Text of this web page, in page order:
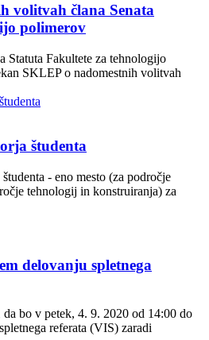
volitvah člana Senata
polimerov
Statuta Fakultete za tehnologijo
SKLEP o nadomestnih volitvah
študenta
- eno mesto (za področje
tehnologij in konstruiranja) za
delovanju spletnega
da bo v petek, 4. 9. 2020 od 14:00 do
referata (VIS) zaradi